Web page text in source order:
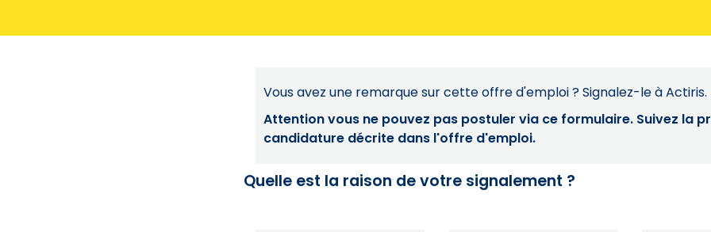
Vous avez une remarque sur cette offre d'emploi ? Signalez-le à Actiris.
Attention vous ne pouvez pas postuler via ce formulaire. Suivez la
candidature décrite dans l'offre d'emploi.
Quelle est la raison de votre signalement ?